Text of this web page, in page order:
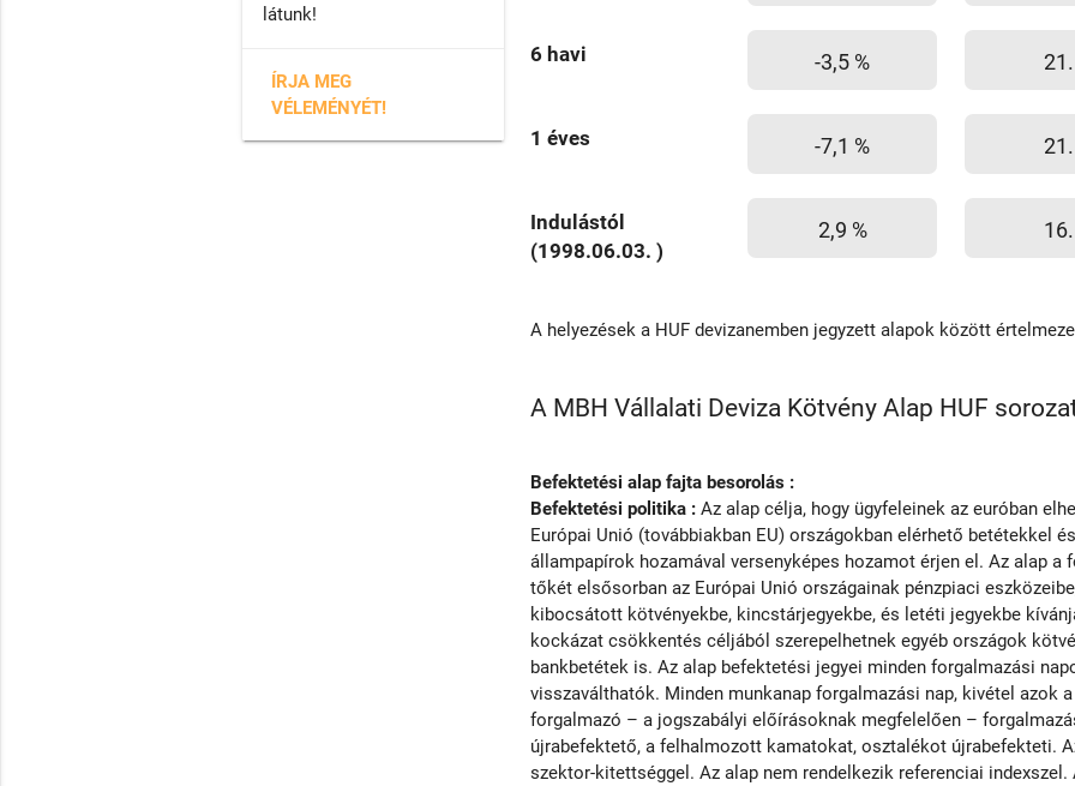
6 havi -3,5 % 21.
1 éves -7,1 % 21.
Indulástól
(1998.06.03. )
2,9 % 16.
A helyezések a HUF devizanemben jegyzett alapok között
A MBH Vállalati Deviza Kötvény Alap HUF
Befektetési alap fajta besorolás :
Befektetési politika :Az alap célja, hogy ügyfeleinek az euróban
Európai Unió (továbbiakban EU) országokban elérhető betétekkel
állampapírok hozamával versenyképes hozamot érjen el. Az alap
tőkét elsősorban az Európai Unió országainak pénzpiaci
kibocsátott kötvényekbe, kincstárjegyekbe, és letéti jegyekbe
kockázat csökkentés céljából szerepelhetnek egyéb országok
bankbetétek is. Az alap befektetési jegyei minden forgalmazási
visszaválthatók. Minden munkanap forgalmazási nap, kivétel azok
forgalmazó – a jogszabályi előírásoknak megfelelően –
újrabefektető, a felhalmozott kamatokat, osztalékot újrabefekteti.
szektor-kitettséggel. Az alap nem rendelkezik referenciai indexszel.
látunk!
ÍRJA MEG
VÉLEMÉNYÉT!